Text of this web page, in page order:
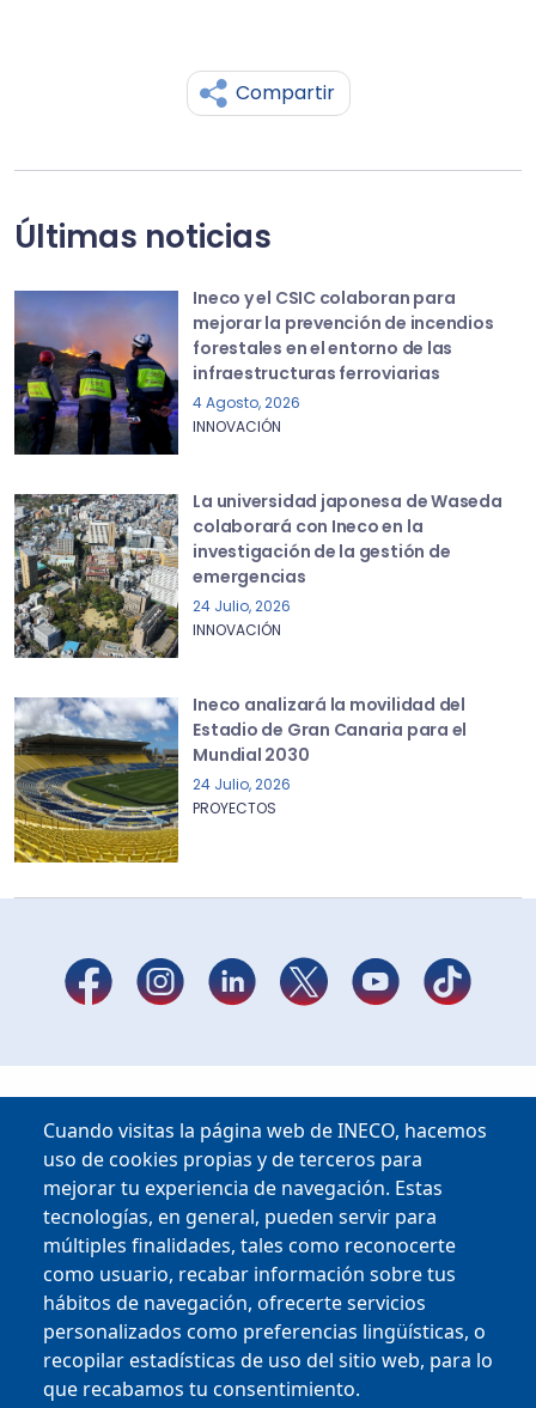
Cuando visitas la página web de INECO, hacemos
uso de cookies propias y de terceros para
mejorar tu experiencia de navegación. Estas
tecnologías, en general, pueden servir para
múltiples finalidades, tales como reconocerte
como usuario, recabar información sobre tus
hábitos de navegación, ofrecerte servicios
personalizados como preferencias lingüísticas, o
recopilar estadísticas de uso del sitio web, para lo
que recabamos tu consentimiento.
Compartir
Últimas noticias
Ineco y el CSIC colaboran para
mejorar la prevención de incendios
forestales en el entorno de las
infraestructuras ferroviarias
4 Agosto, 2026
INNOVACIÓN
La universidad japonesa de Waseda
colaborará con Ineco en la
investigación de la gestión de
emergencias
24 Julio, 2026
INNOVACIÓN
Ineco analizará la movilidad del
Estadio de Gran Canaria para el
Mundial 2030
24 Julio, 2026
PROYECTOS
Copyright © 2025
MENU FOOTER
PERFIL DEL CONTRATANTE